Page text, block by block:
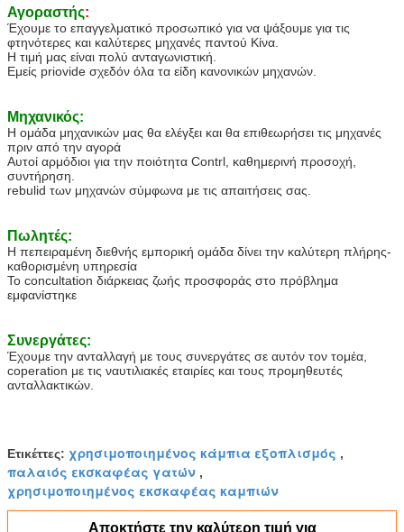
Αγοραστής:
Έχουμε το επαγγελματικό προσωπικό για να ψάξουμε για τις
φτηνότερες και καλύτερες μηχανές παντού Κίνα.
Η τιμή μας είναι πολύ ανταγωνιστική.
Εμείς priovide σχεδόν όλα τα είδη κανονικών μηχανών.
Μηχανικός:
Η ομάδα μηχανικών μας θα ελέγξει και θα επιθεωρήσει τις μηχανές
πριν από την αγορά
Αυτοί αρμόδιοι για την ποιότητα Contrl, καθημερινή προσοχή,
συντήρηση.
rebulid των μηχανών σύμφωνα με τις απαιτήσεις σας.
Πωλητές:
Η πεπειραμένη διεθνής εμπορική ομάδα δίνει την καλύτερη πλήρης-
καθορισμένη υπηρεσία
Το concultation διάρκειας ζωής προσφοράς στο πρόβλημα
εμφανίστηκε
Συνεργάτες:
Έχουμε την ανταλλαγή με τους συνεργάτες σε αυτόν τον τομέα,
coperation με τις ναυτιλιακές εταιρίες και τους προμηθευτές
ανταλλακτικών.
Ετικέττες: χρησιμοποιημένος κάμπια εξοπλισμός ,
παλαιός εκσκαφέας γατών ,
χρησιμοποιημένος εκσκαφέας καμπιών
Αποκτήστε την καλύτερη τιμή για